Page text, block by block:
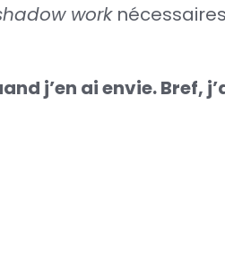
work
j’en ai envie. Bref,